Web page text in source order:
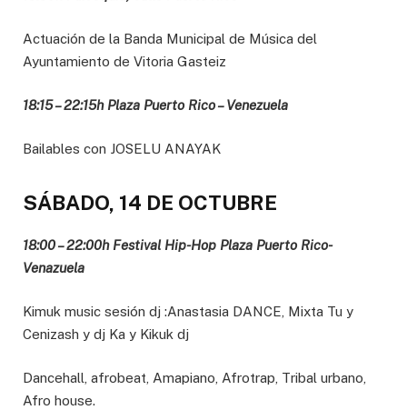
Actuación de la Banda Municipal de Música del
Ayuntamiento de Vitoria Gasteiz
18:15 – 22:15h Plaza Puerto Rico – Venezuela
Bailables con JOSELU ANAYAK
SÁBADO, 14 DE OCTUBRE
18:00 – 22:00h Festival Hip-Hop Plaza Puerto Rico-
Venazuela
Kimuk music sesión dj :Anastasia DANCE, Mixta Tu y
Cenizash y dj Ka y Kikuk dj
Dancehall, afrobeat, Amapiano, Afrotrap, Tribal urbano,
Afro house.